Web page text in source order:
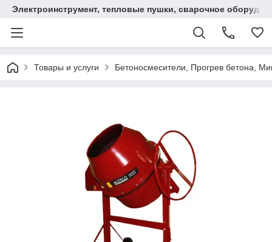
Электроинструмент, тепловые пушки, сварочное
Товары и услуги Бетоносмесители, Прогрев бетона,